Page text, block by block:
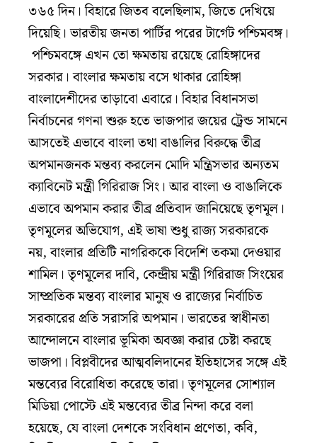
৩৬৫ দিন। বিহারে জিতব বলেছিলাম, জিতে দেখিয়ে
দিয়েছি। ভারতীয় জনতা পার্টির পরের টার্গেট পশ্চিমবঙ্গ।
‌ পশ্চিমবঙ্গে এখন তো ক্ষমতায় রয়েছে রোহিঙ্গাদের
সরকার। বাংলার ক্ষমতায় বসে থাকার রোহিঙ্গা
বাংলাদেশীদের তাড়াবো এবারে। বিহার বিধানসভা
নির্বাচনের গণনা শুরু হতে ভাজপার জয়ের ট্রেন্ড সামনে
আসতেই এভাবে বাংলা তথা বাঙালির বিরুদ্ধে তীব্র
অপমানজনক মন্তব্য করলেন মোদি মন্ত্রিসভার অন্যতম
ক্যাবিনেট মন্ত্রী গিরিরাজ সিং। আর বাংলা ও বাঙালিকে
এভাবে অপমান করার তীব্র প্রতিবাদ জানিয়েছে তৃণমূল।
তৃণমূলের অভিযোগ, এই ভাষা শুধু রাজ্য সরকারকে
নয়, বাংলার প্রতিটি নাগরিককে বিদেশি তকমা দেওয়ার
শামিল। তৃণমূলের দাবি, কেন্দ্রীয় মন্ত্রী গিরিরাজ সিংয়ের
সাম্প্রতিক মন্তব্য বাংলার মানুষ ও রাজ্যের নির্বাচিত
সরকারের প্রতি সরাসরি অপমান। ভারতের স্বাধীনতা
আন্দোলনে বাংলার ভূমিকা অবজ্ঞা করার চেষ্টা করছে
ভাজপা। বিপ্লবীদের আত্মবলিদানের ইতিহাসের সঙ্গে এই
মন্তব্যের বিরোধিতা করেছে তারা। তৃণমূলের সোশ্যাল
মিডিয়া পোস্টে এই মন্তব্যের তীব্র নিন্দা করে বলা
হয়েছে, যে বাংলা দেশকে সংবিধান প্রণেতা, কবি,